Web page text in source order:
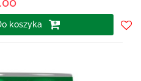
koszyka